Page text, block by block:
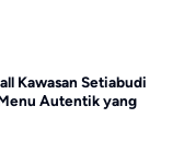
Kawasan Setiabudi
Autentik yang